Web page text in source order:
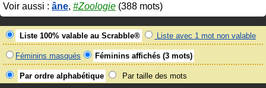
Voir aussi : âne, #Zoologie (388 mots)
Liste 100% valable au Scrabble® Liste avec 1 mot non valable
Féminins masqués Féminins affichés (3 mots)
Par ordre alphabétique Par taille des mots